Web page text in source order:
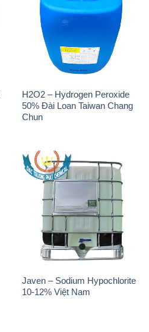
H2O2 – Hydrogen Peroxide
50% Đài Loan Taiwan Chang
Chun
Javen – Sodium Hypochlorite
10-12% Việt Nam